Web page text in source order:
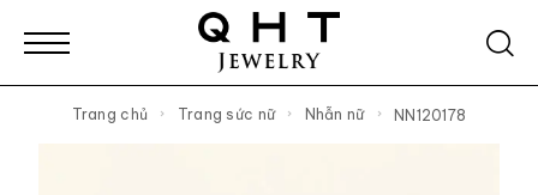
Trang chủ Trang sức nữ Nhẫn nữ NN120178